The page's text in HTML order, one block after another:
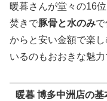
暖暮さんが堂々の16
焚きで豚骨と水のみ
からと安い金額で楽
いるのもおおきな魅力
暖暮 博多中洲店の基